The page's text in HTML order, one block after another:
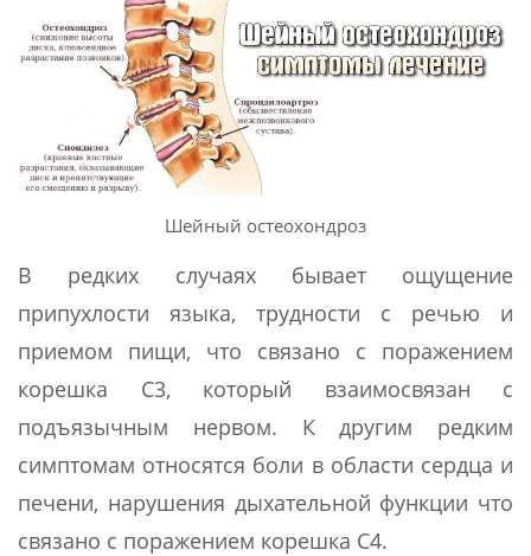
Шейный остеохондроз
В редких случаях бывает ощущение
припухлости языка, трудности с речью и
приемом пищи, что связано с поражением
корешка С3, который взаимосвязан с
подъязычным нервом. К другим редким
симптомам относятся боли в области сердца и
печени, нарушения дыхательной функции что
связано с поражением корешка С4.